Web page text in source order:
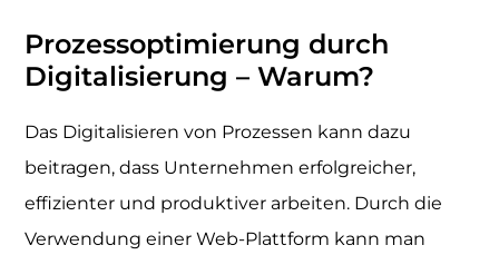
Prozessoptimierung durch
Digitalisierung – Warum?
Das Digitalisieren von Prozessen kann dazu
beitragen, dass Unternehmen erfolgreicher,
effizienter und produktiver arbeiten. Durch die
Verwendung einer Web-Plattform kann man